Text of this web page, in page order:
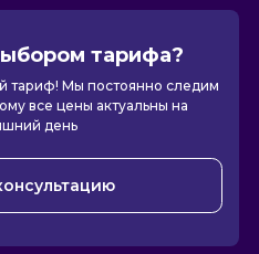
тарифа?
тариф! Мы постоянно следим
все цены актуальны на
день